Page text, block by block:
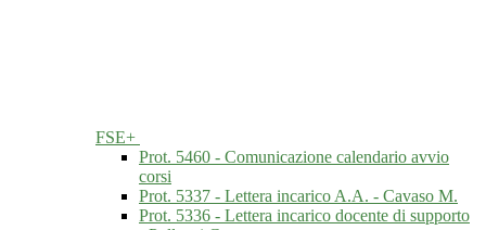
FSE+
Prot. 5460 - Comunicazione calendario avvio
corsi
Prot. 5337 - Lettera incarico A.A. - Cavaso M.
Prot. 5336 - Lettera incarico docente di supporto